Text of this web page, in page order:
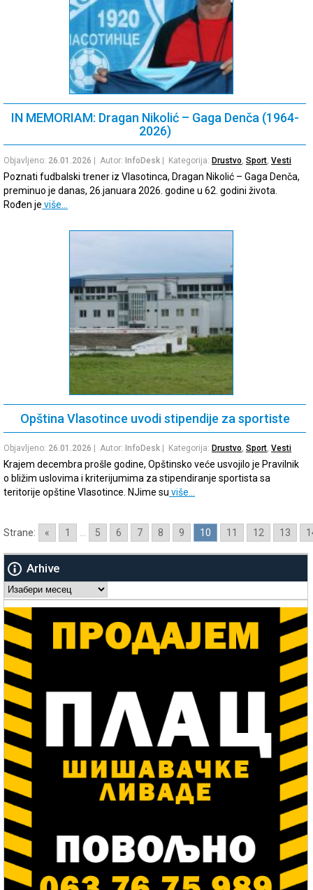
IN MEMORIAM: Dragan Nikolić – Gaga Denča (1964-
2026)
Objavljeno: 26.01.2026 | Autor: InfoDesk | Kategorija: Drustvo Sport Vesti
Poznati fudbalski trener iz Vlasotinca, Dragan Nikolić – Gaga Denča,
preminuo je danas, 26.januara 2026. godine u 62. godini života.
Rođen je više…
Opština Vlasotince uvodi stipendije za sportiste
Objavljeno: 26.01.2026 | Autor: InfoDesk | Kategorija: Drustvo Sport Vesti
Krajem decembra prošle godine, Opštinsko veće usvojilo je Pravilnik
o bližim uslovima i kriterijumima za stipendiranje sportista sa
teritorije opštine Vlasotince. NJime su više…
Strane: « 1 5 6 7 8 9 10 11 12 13
Arhive
Arhive